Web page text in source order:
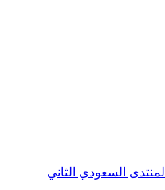
المنتدى السعودي الثاني